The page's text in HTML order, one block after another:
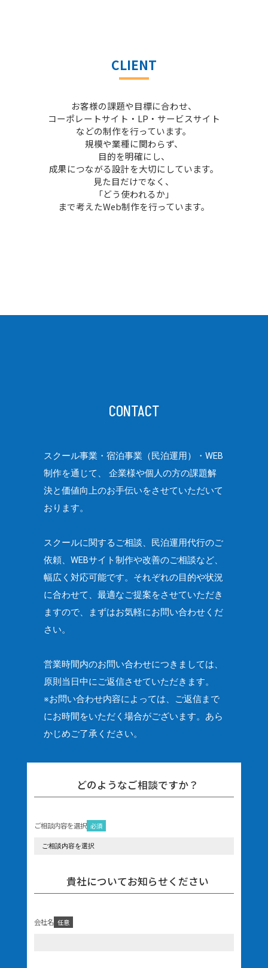
CLIENT
お客様の課題や目標に合わせ、
コーポレートサイト・LP・サービスサイト
などの制作を行っています。
規模や業種に関わらず、
目的を明確にし、
成果につながる設計を大切にしています。
見た目だけでなく、
「どう使われるか」
まで考えたWeb制作を行っています。
CONTACT
スクール事業・宿泊事業（民泊運用）・WEB
制作を通じて、
企業様や個人の方の課題解
決と価値向上のお手伝いをさせていただいて
おります。
スクールに関するご相談、民泊運用代行のご
依頼、WEBサイト制作や改善のご相談など、
幅広く対応可能です。 それぞれの目的や状況
に合わせて、最適なご提案をさせていただき
ますので、
まずはお気軽にお問い合わせくだ
さい。
営業時間内のお問い合わせにつきましては、
原則当日中にご返信させていただきます。
※お問い合わせ内容によっては、ご返信まで
にお時間をいただく場合がございます。 あら
かじめご了承ください。
どのようなご相談ですか？
必須
ご相談内容を選択
貴社についてお知らせください
任意
会社名